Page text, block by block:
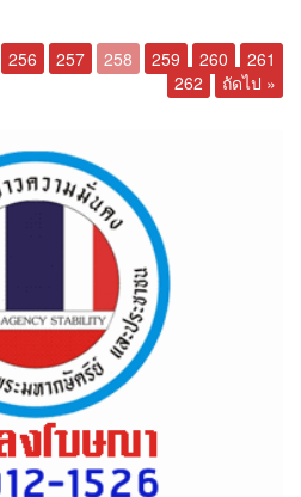
กระบะบรรทุก
256 257 258 259 260
261
262
ถัดไป »